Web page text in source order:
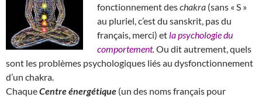
fonctionnement deschakra (sans « S »
au pluriel, c’est du sanskrit, pas du
français, merci) et la psychologie du
comportement. Ou dit autrement, quels
sont les problèmes psychologiques liés au dysfonctionnement
d’un chakra.
ChaqueCentre énergétique (un des noms français pour